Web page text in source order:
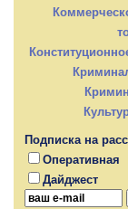
Подписка на
Оперативная
Дайджест